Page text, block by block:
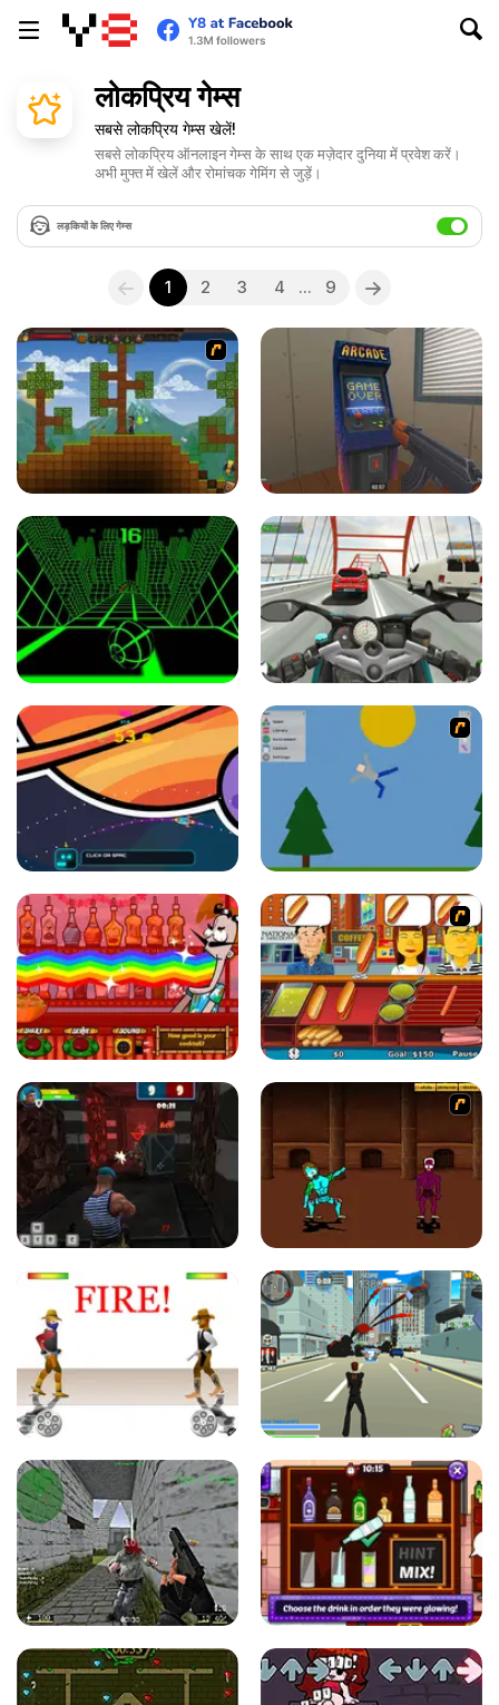
लो‍कप्रिय गेम्स
सबसे लोकप्रिय गेम्स खेलें!
सबसे लोकप्रिय ऑनलाइन गेम्स के साथ एक मज़ेदार दुनिया में प्रवेश करें।
अभी मुफ्त में खेलें और रोमांचक गेमिंग से जुड़ें।
लड़कियों के लिए गेम्स
1 2 3 4 ... 9